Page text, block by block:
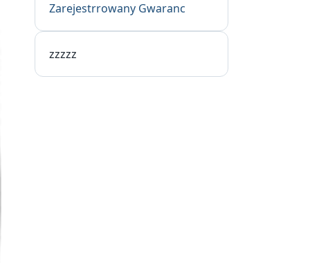
Zarejestrrowany Gwaranc
zzzzz